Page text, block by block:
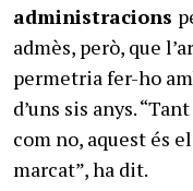
administracions
admès, però, que
permetria fer-ho
d’uns sis anys.
com no, aquest és
marcat”, ha dit.